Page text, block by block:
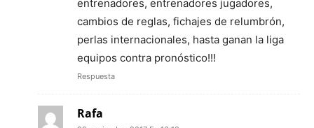
entrenadores, entrenadores jugadores,
cambios de reglas, fichajes de relumbrón,
perlas internacionales, hasta ganan la liga
equipos contra pronóstico!!!
Respuesta
Rafa